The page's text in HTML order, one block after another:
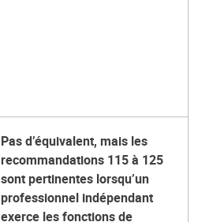
Pas d’équivalent, mais les
recommandations 115 à 125
sont pertinentes lorsqu’un
professionnel indépendant
exerce les fonctions de